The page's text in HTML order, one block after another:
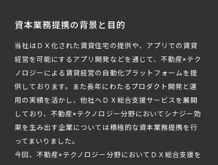
資本業務提携の背景と目的
当社はＤＸ化された賃貸住宅の提供や、アプリでの賃貸
経営を可能にするアプリ開発などを通じて、不動産×テク
ノロジーによる賃貸経営の自動化プラットフォームを提
供しております。また長年にわたるプロダクト開発と運
用の実績を活かし、他社へＤＸ総合支援サービスを展開
しており、不動産×テクノロジー分野においてシナジー効
果を生み出す企業については積極的な資本業務提携を行
ってまいりました。
今回、不動産×テクノロジー分野においてＤＸ総合支援を